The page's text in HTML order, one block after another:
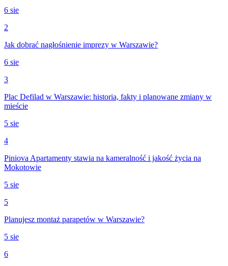
6 sie
2
Jak dobrać nagłośnienie imprezy w Warszawie?
6 sie
3
Plac Defilad w Warszawie: historia, fakty i planowane zmiany w
mieście
5 sie
4
Piniova Apartamenty stawia na kameralność i jakość życia na
Mokotowie
5 sie
5
Planujesz montaż parapetów w Warszawie?
5 sie
6